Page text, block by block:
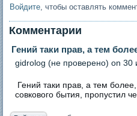
Войдите , чтобы оставлять
Комментарии
Гений таки прав, а тем
gidrolog (не проверено) on 30
Гений таки прав, а тем
совкового бытия, пропустил